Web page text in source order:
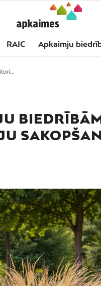
RAIC Apkaimju